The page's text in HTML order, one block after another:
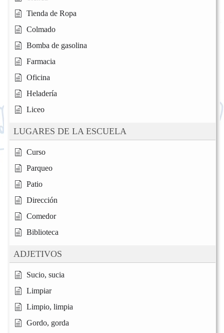
Tienda de Ropa
Colmado
Bomba de gasolina
Farmacia
Oficina
Heladería
Liceo
LUGARES DE LA ESCUELA
Curso
Parqueo
Patio
Dirección
Comedor
Biblioteca
ADJETIVOS
Sucio, sucia
Limpiar
Limpio, limpia
Gordo, gorda